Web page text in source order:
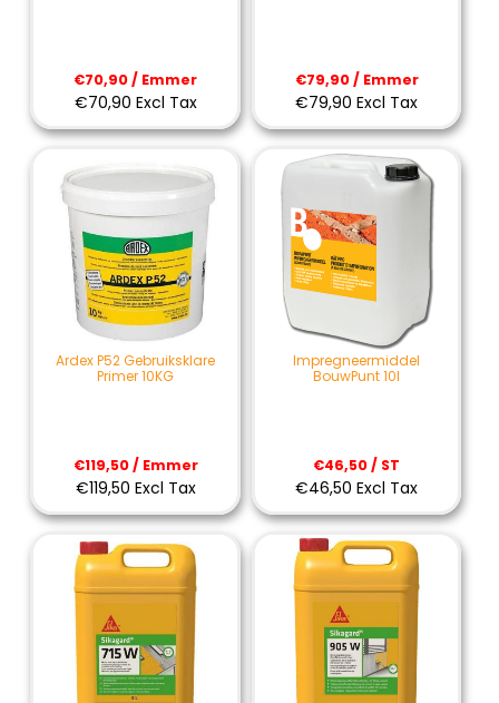
€70,90 / Emmer
€70,90 Excl Tax
€79,90 / Emmer
€79,90 Excl Tax
Ardex P52 Gebruiksklare
Primer 10KG
€119,50 / Emmer
€119,50 Excl Tax
Impregneermiddel
BouwPunt 10l
€46,50 / ST
€46,50 Excl Tax